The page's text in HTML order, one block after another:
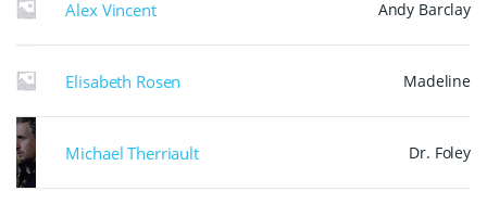
Alex Vincent Andy Barclay
Elisabeth Rosen Madeline
Michael Therriault Dr. Foley